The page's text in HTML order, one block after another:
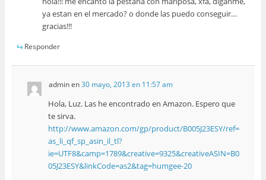
ya estan en el mercado? o donde las puedo conseguir…
gracias!!!
Responder
adminen30 mayo, 2013 en 11:57 am
Hola, Luz. Las he encontrado en Amazon. Espero que
te sirva.
http://www.amazon.com/gp/product/B005J23ESY/ref=
as_li_qf_sp_asin_il_tl?
ie=UTF8&camp=1789&creative=9325&creativeASIN=B0
05J23ESY&linkCode=as2&tag=humgee-20